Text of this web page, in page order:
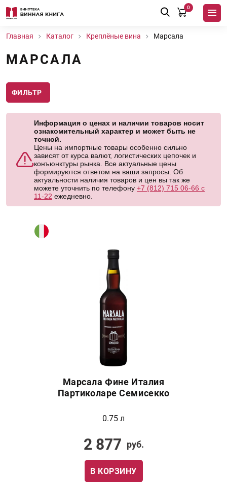
0
Главная Каталог Креплёные вина Марсала
МАРСАЛА
ФИЛЬТР
Информация о ценах и наличии товаров носит
ознакомительный характер и может быть не
точной.
Цены на импортные товары особенно сильно
зависят от курса валют, логистических цепочек и
конъюнктуры рынка. Все актуальные цены
формируются ответом на ваши запросы. Об
актуальности наличия товаров и цен вы так же
можете уточнить по телефону +7 (812) 715 06-66 с
11-22 ежедневно.
Марсала Фине Италия
Партиколаре Семисекко
0.75 л
2 877 руб.
В КОРЗИНУ